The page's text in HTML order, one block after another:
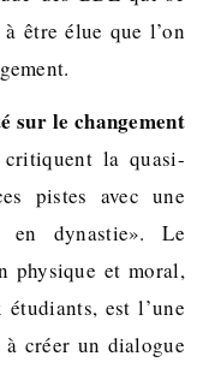
être élue que l’on
sur le changement
la quasi-
pistes avec une
en dynastie». Le
physique et moral,
est l’une
à créer un dialogue